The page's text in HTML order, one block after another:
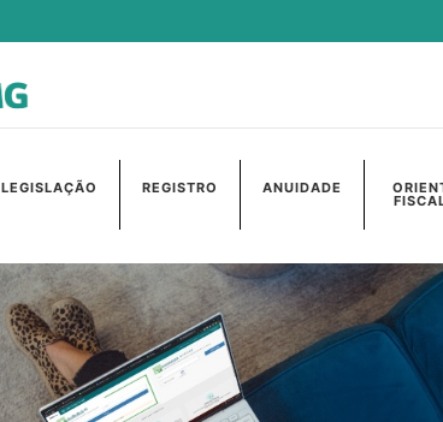
LEGISLAÇÃO REGISTRO ANUIDADE